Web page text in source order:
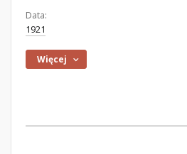
Data:
1921
Więcej